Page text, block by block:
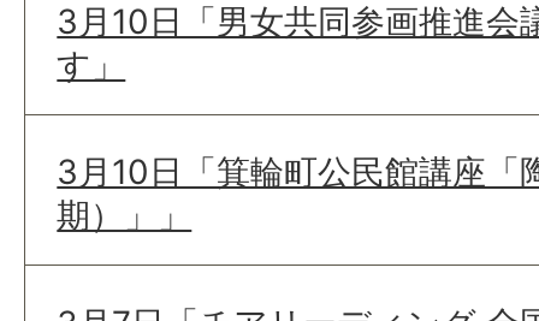
3月10日「男女共同参画推進会
す」
3月10日「箕輪町公民館講座「
期）」」